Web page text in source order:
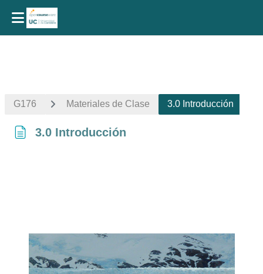
G176 Materiales de Clase 3.0 Introducción
3.0 Introducción